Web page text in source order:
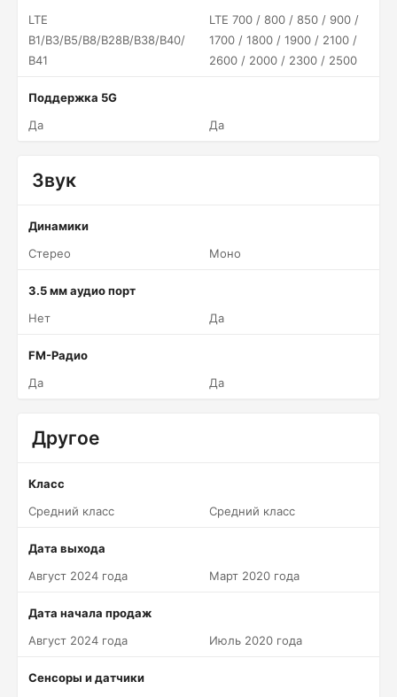
LTE
B1/B3/B5/B8/B28B/B38/B40/
B41
LTE 700 / 800 / 850 / 900 /
1700 / 1800 / 1900 / 2100 /
2600 / 2000 / 2300 / 2500
Поддержка 5G
Да
Да
Звук
Динамики
Стерео
Моно
3.5 мм аудио порт
Нет
Да
FM-Радио
Да
Да
Другое
Класс
Средний класс
Средний класс
Дата выхода
Август 2024 года
Март 2020 года
Дата начала продаж
Август 2024 года
Июль 2020 года
Сенсоры и датчики